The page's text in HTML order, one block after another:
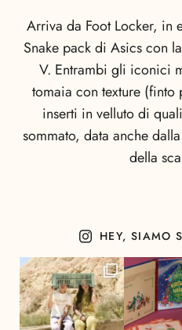
Arriva da Foot Locker, in
Snake pack di Asics con
V. Entrambi gli iconici
tomaia con texture (finto
inserti in velluto di
sommato, data anche
della
HEY, SIAMO